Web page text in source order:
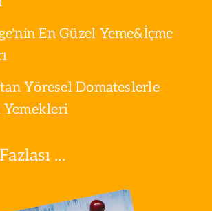
En Güzel Yeme&İçme
Yöresel Domateslerle
...